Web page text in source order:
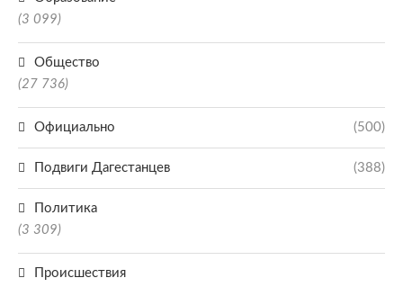
(3 099)
Общество
(27 736)
Официально (500)
Подвиги Дагестанцев (388)
Политика
(3 309)
Происшествия